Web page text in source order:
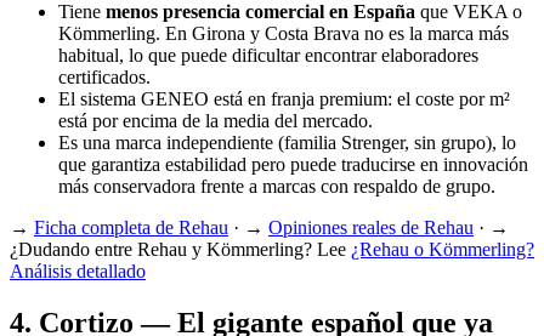
Tiene menos presencia comercial en España que VEKA o
Kömmerling. En Girona y Costa Brava no es la marca más
habitual, lo que puede dificultar encontrar elaboradores
certificados.
El sistema GENEO está en franja premium: el coste por m²
está por encima de la media del mercado.
Es una marca independiente (familia Strenger, sin grupo), lo
que garantiza estabilidad pero puede traducirse en innovación
más conservadora frente a marcas con respaldo de grupo.
→ Ficha completa de Rehau · → Opiniones reales de Rehau · →
¿Dudando entre Rehau y Kömmerling? Lee ¿Rehau o Kömmerling?
Análisis detallado
4. Cortizo — El gigante español que ya